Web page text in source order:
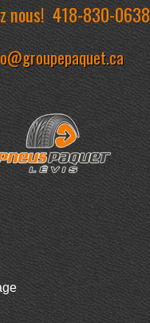
nous!418-830-0638